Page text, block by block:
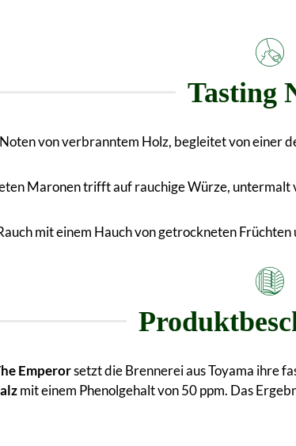
Tasting
von verbranntem Holz, begleitet von einer
Maronen trifft auf rauchige Würze, untermalt
mit einem Hauch von getrockneten
Emperorsetzt die Brennerei aus Toyama ihre
mit einem Phenolgehalt von 50 ppm. Das